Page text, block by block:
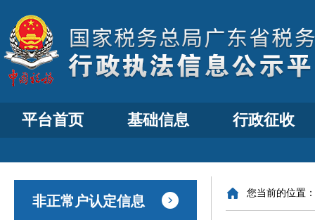
平台首页 基础信息 行政征收
非正常户认定信息
您当前的位置